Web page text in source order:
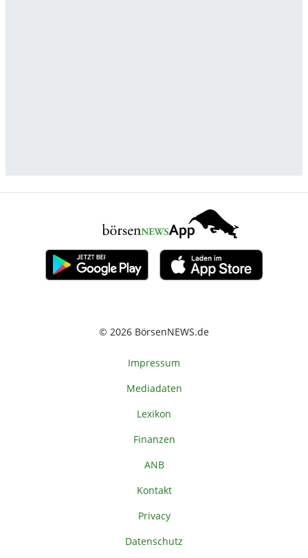
© 2026 BörsenNEWS.de
Impressum
Mediadaten
Lexikon
Finanzen
ANB
Kontakt
Privacy
Datenschutz